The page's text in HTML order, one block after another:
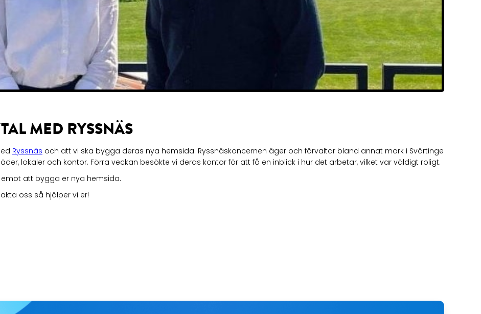
MED RYSSNÄS
Ryssnäs och att vi ska bygga deras nya hemsida. Ryssnäskoncernen äger och förvaltar bland annat mark i Svärtinge
lokaler och kontor. Förra veckan besökte vi deras kontor för att få en inblick i hur det arbetar, vilket var väldigt roligt.
att bygga er nya hemsida.
oss så hjälper vi er!